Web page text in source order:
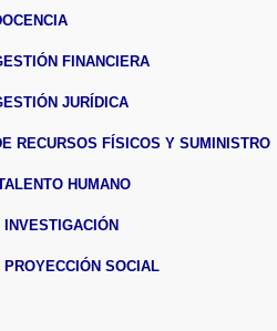
FINANCIERA
JURÍDICA
RECURSOS FÍSICOS Y SUMINISTRO
HUMANO
SOCIAL